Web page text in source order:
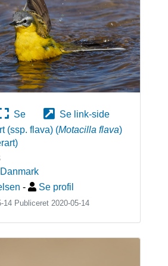
Se
Se link-side
(ssp. flava) (Motacilla flava)
)
Danmark
- Se profil
14 Publiceret 2020-05-14